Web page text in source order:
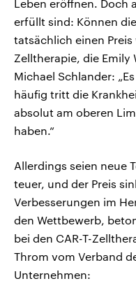
Leben eröffnen. Doch
erfüllt sind: Können
tatsächlich einen Preis
Zelltherapie, die Emily
Michael Schlander:
häufig tritt die
absolut am oberen
haben.“
Allerdings seien neue
teuer, und der Preis
Verbesserungen im
den Wettbewerb,
bei den CAR-T-
Throm vom Verband
Unternehmen: